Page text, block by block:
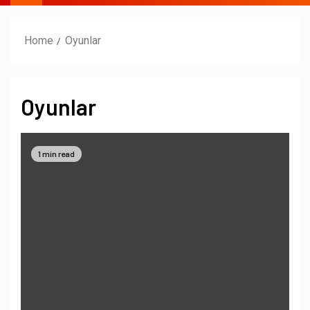
Home Oyunlar
Oyunlar
1 min read